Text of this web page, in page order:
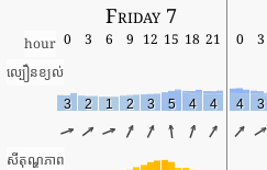
Friday 7
hour 0 3 6 9 12 15 18 21 0 3
ល្បឿនខ្យល់
3 2 1 2 3 5 4 4 4 3
សីតុណ្ហភាព